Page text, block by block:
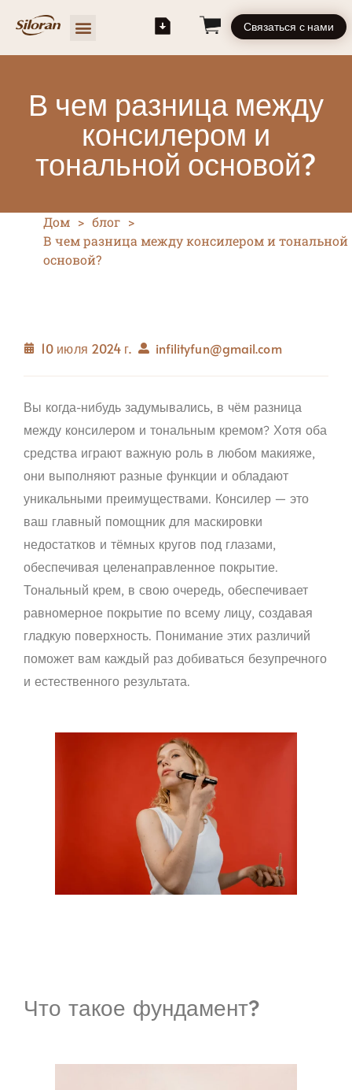
Связаться с нами
В чем разница между
консилером и
тональной основой?
Дом > блог >
В чем разница между консилером и тональной
основой?
10 июля 2024 г. infilityfun@gmail.com
Вы когда-нибудь задумывались, в чём разница
между консилером и тональным кремом? Хотя оба
средства играют важную роль в любом макияже,
они выполняют разные функции и обладают
уникальными преимуществами. Консилер — это
ваш главный помощник для маскировки
недостатков и тёмных кругов под глазами,
обеспечивая целенаправленное покрытие.
Тональный крем, в свою очередь, обеспечивает
равномерное покрытие по всему лицу, создавая
гладкую поверхность. Понимание этих различий
поможет вам каждый раз добиваться безупречного
и естественного результата.
Что такое фундамент?